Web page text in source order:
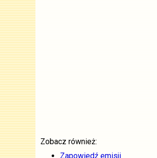
Zobacz również:
Zapowiedź emisji